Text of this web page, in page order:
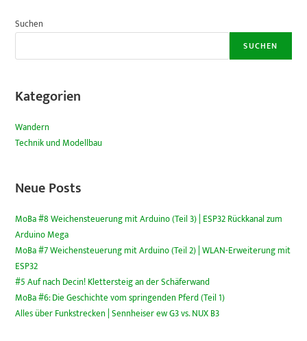
Suchen
SUCHEN
Kategorien
Wandern
Technik und Modellbau
Neue Posts
MoBa #8 Weichensteuerung mit Arduino (Teil 3) | ESP32 Rückkanal zum
Arduino Mega
MoBa #7 Weichensteuerung mit Arduino (Teil 2) | WLAN-Erweiterung mit
ESP32
#5 Auf nach Decin! Klettersteig an der Schäferwand
MoBa #6: Die Geschichte vom springenden Pferd (Teil 1)
Alles über Funkstrecken | Sennheiser ew G3 vs. NUX B3